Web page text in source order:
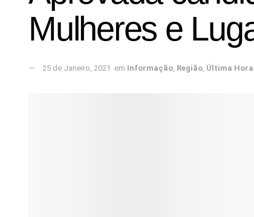
Mulheres e
25 de Janeiro, 2021 em Informação, Região, Última Hora